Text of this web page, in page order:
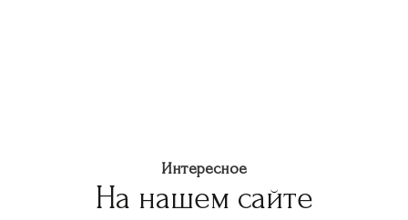
Интересное
На нашем сайте